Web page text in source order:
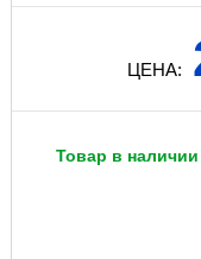
ЦЕНА:
Товар в наличии